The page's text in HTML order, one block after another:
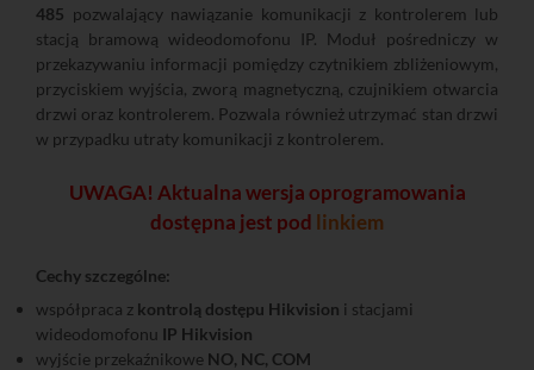
485 pozwalający nawiązanie komunikacji z kontrolerem lub
stacją bramową wideodomofonu IP. Moduł pośredniczy w
przekazywaniu informacji pomiędzy czytnikiem zbliżeniowym,
przyciskiem wyjścia, zworą magnetyczną, czujnikiem otwarcia
drzwi oraz kontrolerem. Pozwala również utrzymać stan drzwi
w przypadku utraty komunikacji z kontrolerem.
UWAGA! Aktualna wersja oprogramowania
dostępna jest pod linkiem
Cechy szczególne:
współpraca z kontrolą dostępu Hikvision i stacjami
wideodomofonu IP Hikvision
wyjście przekaźnikowe NO, NC, COM